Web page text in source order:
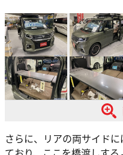
さらに、リアの両サイド